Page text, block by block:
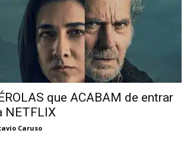
que ACABAM de entrar
NETFLIX
Caruso